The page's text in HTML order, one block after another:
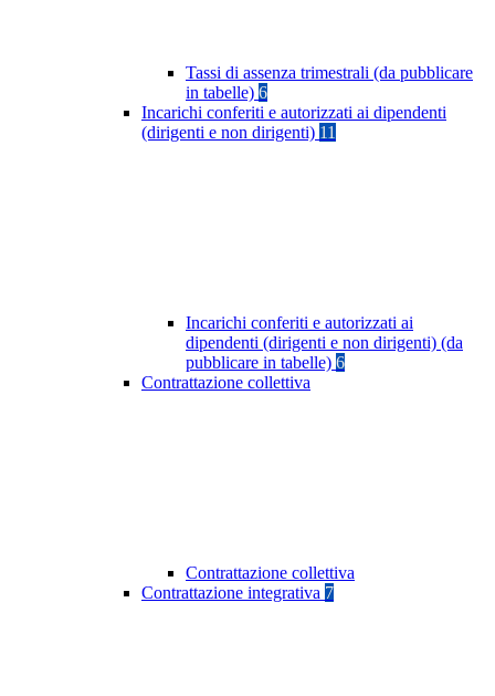
Tassi di assenza trimestrali (da pubblicare
in tabelle) 6
Incarichi conferiti e autorizzati ai dipendenti
(dirigenti e non dirigenti) 11
Incarichi conferiti e autorizzati ai
dipendenti (dirigenti e non dirigenti) (da
pubblicare in tabelle) 6
Contrattazione collettiva
Contrattazione collettiva
Contrattazione integrativa 7